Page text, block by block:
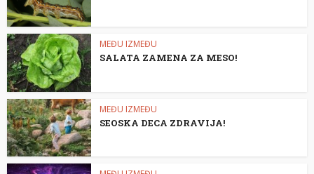
MEĐU IZMEĐU
SALATA ZAMENA ZA MESO!
MEĐU IZMEĐU
SEOSKA DECA ZDRAVIJA!